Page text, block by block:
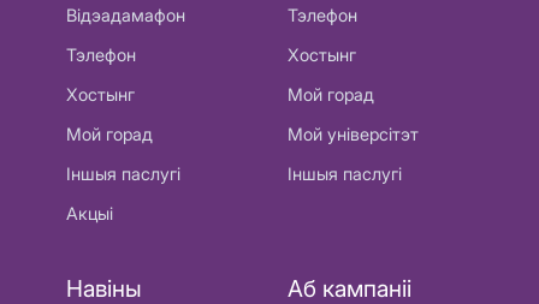
Відэадамафон
Тэлефон
Хостынг
Мой горад
Іншыя паслугі
Акцыі
Тэлефон
Хостынг
Мой горад
Мой універсітэт
Іншыя паслугі
Навіны Аб кампаніі